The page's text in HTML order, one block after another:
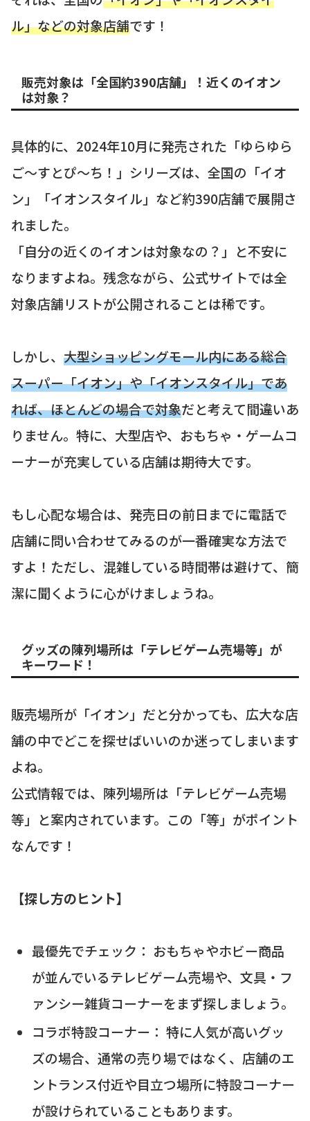
ル」などの対象店舗です！
販売対象は「全国約390店舗」！近くのイオン
は対象？
具体的に、2024年10月に発売された「ゆらゆら
ご〜すとぴ〜ち！」シリーズは、全国の「イオ
ン」「イオンスタイル」など約390店舗で展開さ
れました。
「自分の近くのイオンは対象なの？」と不安に
なりますよね。残念ながら、公式サイトでは全
対象店舗リストが公開されることは稀です。
しかし、 大型ショッピングモール内にある総合
スーパー「イオン」や「イオンスタイル」であ
れば、ほとんどの場合で対象だと考えて間違いあ
りません。特に、大型店や、おもちゃ・ゲームコ
ーナーが充実している店舗は期待大です。
もし心配な場合は、発売日の前日までに電話で
店舗に問い合わせてみるのが一番確実な方法で
すよ！ただし、混雑している時間帯は避けて、簡
潔に聞くように心がけましょうね。
グッズの陳列場所は「テレビゲーム売場等」が
キーワード！
販売場所が「イオン」だと分かっても、広大な店
舗の中でどこを探せばいいのか迷ってしまいます
よね。
公式情報では、陳列場所は「テレビゲーム売場
等」と案内されています。この「等」がポイント
なんです！
【探し方のヒント】
最優先でチェック： おもちゃやホビー商品
が並んでいるテレビゲーム売場や、文具・フ
ァンシー雑貨コーナーをまず探しましょう。
コラボ特設コーナー： 特に人気が高いグッ
ズの場合、通常の売り場ではなく、店舗のエ
ントランス付近や目立つ場所に特設コーナー
が設けられていることもあります。